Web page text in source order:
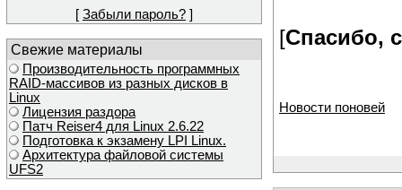
[ Забыли пароль? ]
Свежие материалы
Производительность программных
RAID-массивов из разных дисков в
Linux
Лицензия раздора
Патч Reiser4 для Linux 2.6.22
Подготовка к экзамену LPI Linux.
Архитектура файловой системы
UFS2
[Спасибо,
Новости поновей